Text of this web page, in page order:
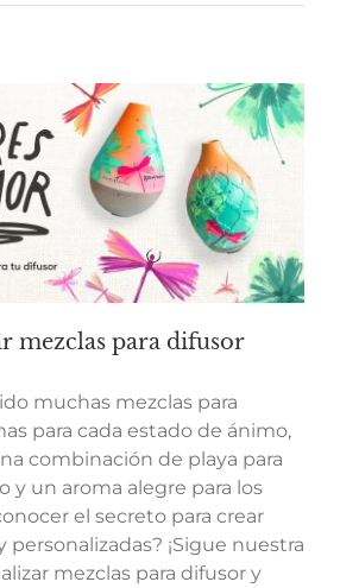
mezclas para difusor
muchas mezclas para
para cada estado de ánimo,
combinación de playa para
y un aroma alegre para los
el secreto para crear
personalizadas? ¡Sigue nuestra
mezclas para difusor y